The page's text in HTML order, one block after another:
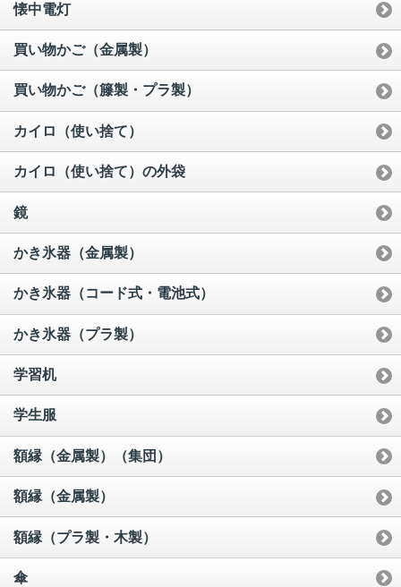
懐中電灯
買い物かご（金属製）
買い物かご（籐製・プラ製）
カイロ（使い捨て）
カイロ（使い捨て）の外袋
鏡
かき氷器（金属製）
かき氷器（コード式・電池式）
かき氷器（プラ製）
学習机
学生服
額縁（金属製）（集団）
額縁（金属製）
額縁（プラ製・木製）
傘